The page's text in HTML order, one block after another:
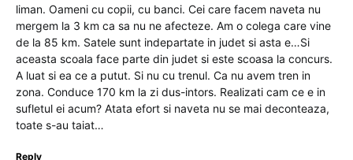
liman. Oameni cu copii, cu banci. Cei care facem naveta nu
mergem la 3 km ca sa nu ne afecteze. Am o colega care vine
de la 85 km. Satele sunt indepartate in judet si asta e…Si
aceasta scoala face parte din judet si este scoasa la concurs.
A luat si ea ce a putut. Si nu cu trenul. Ca nu avem tren in
zona. Conduce 170 km la zi dus-intors. Realizati cam ce e in
sufletul ei acum? Atata efort si naveta nu se mai deconteaza,
toate s-au taiat…
Reply